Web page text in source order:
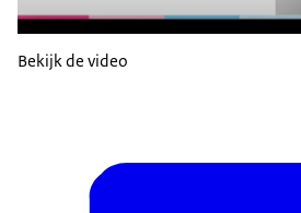
Bekijk de video